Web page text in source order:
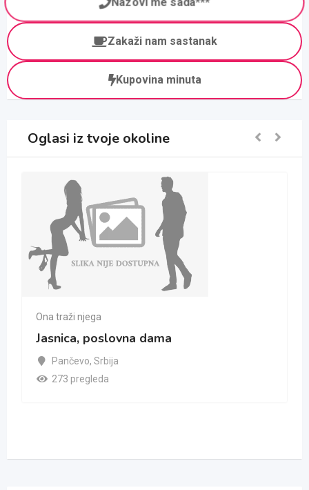
Zakaži nam sastanak
Kupovina minuta
Oglasi iz tvoje okoline
Ona traži njega
Jasnica, poslovna dama
Pančevo, Srbija
273 pregleda